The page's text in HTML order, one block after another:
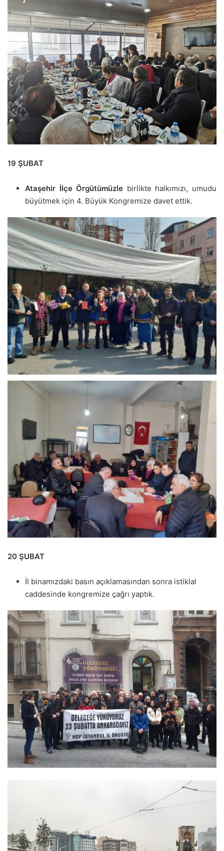
19 ŞUBAT
Ataşehir İlçe Örgütümüzle birlikte halkımızı, umudu
büyütmek için 4. Büyük Kongremize davet ettik.
20 ŞUBAT
İl binamızdaki basın açıklamasından sonra istiklal
caddesinde kongremize çağrı yaptık.